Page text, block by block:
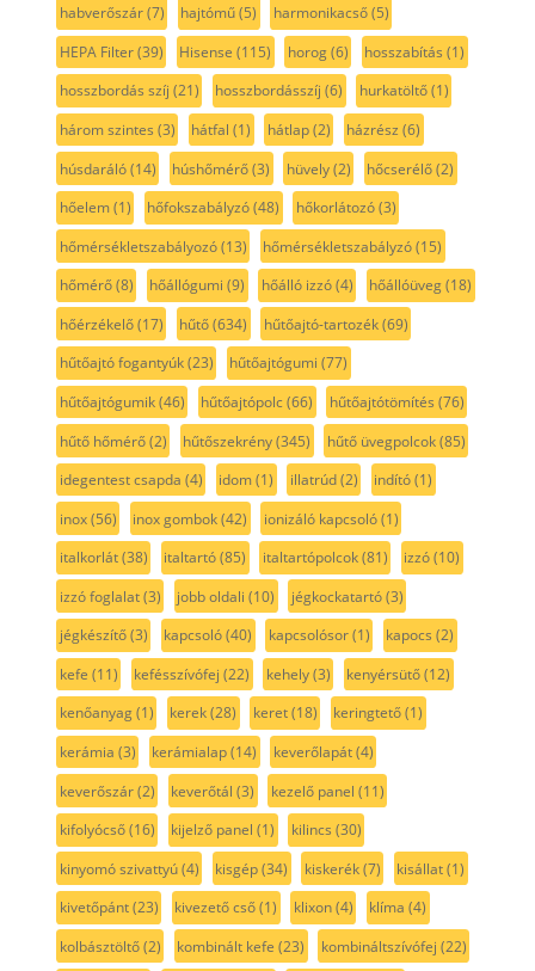
habverőszár(7) hajtómű(5) harmonikacső(5)
HEPA Filter(39) Hisense (115) horog(6) hosszabítás (1)
hosszbordás szíj (21) hosszbordásszíj (6) hurkatöltő(1)
három szintes (3) hátfal (1) hátlap(2) házrész (6)
húsdaráló(14) húshőmérő(3) hüvely(2) hőcserélő(2)
hőelem(1) hőfokszabályzó(48) hőkorlátozó(3)
hőmérsékletszabályozó(13) hőmérsékletszabályzó(15)
hőmérő(8) hőállógumi (9) hőálló izzó(4) hőállóüveg(18)
hőérzékelő(17) hűtő(634) hűtőajtó-tartozék(69)
hűtőajtó fogantyúk(23) hűtőajtógumi (77)
hűtőajtógumik(46) hűtőajtópolc(66) hűtőajtótömítés (76)
hűtő hőmérő(2) hűtőszekrény(345) hűtő üvegpolcok(85)
idegentest csapda (4) idom(1) illatrúd(2) indító(1)
inox(56) inox gombok(42) ionizáló kapcsoló(1)
italkorlát(38) italtartó(85) italtartópolcok(81) izzó(10)
izzó foglalat(3) jobb oldali (10) jégkockatartó(3)
jégkészítő(3) kapcsoló(40) kapcsolósor(1) kapocs (2)
kefe (11) kefésszívófej (22) kehely(3) kenyérsütő(12)
kenőanyag(1) kerek(28) keret(18) keringtető(1)
kerámia (3) kerámialap(14) keverőlapát(4)
keverőszár(2) keverőtál (3) kezelő panel (11)
kifolyócső(16) kijelző panel (1) kilincs (30)
kinyomó szivattyú(4) kisgép(34) kiskerék(7) kisállat(1)
kivetőpánt(23) kivezető cső(1) klixon(4) klíma (4)
kolbásztöltő(2) kombinált kefe (23) kombináltszívófej (22)